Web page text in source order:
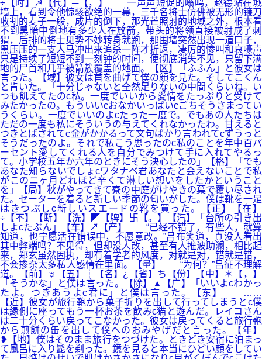
÷【时】☭【代】─【，】 一声声短促的嗡鸣，赵德站在城
墙上，看到令他惊骇欲绝的一幕，三千名将士仿佛被无形的镰刀
收割的麦子一般，成片的倒下，那光芒照射的地域之外，根本看
不到黑暗中倒地有多少人在放箭，带头的将领直接被射成了刺
猬，后排的将士见势不妙转身就跑，那围墙突然出现一道口子，
黑压压的一支人马冲出来追杀一阵才折返，凄厉的惨叫和哀嚎声
只是持续了短短不到一刻钟的时间，便彻底消失不见，只留下满
地的尸首和几乎被箭簇覆盖的地面。【区】「ふふん」と彼女は
言った。【域】彼女は首を曲げて僕の顔を見た。そしてこくん
と肯いた。「十分じゃないと全然足りないの中間くらいね。い
つも飢えてたのc私。一度でいいから愛情をたっぷりと受けて
みたかったの。もういいcおなかいっぱいcごちそうさまってい
うくらい。一度でいいのよcたった一度で。でもあの人たちは
ただの一度も私にそういうの与えてくれなかったわ。甘えると
つきとばされてc金がかかるって文句ばかり言われてcずうっと
そうだったのよ。それで私こう思ったのc私のことを年中百パ
ーセント愛してくれる人を自分でみつけて手に入れてやるっ
て。小学校五年か六年のときにそう決心したの」【格】「でも
あなた知らないでしょcワタナベ君あなたと会えないことで私
がこのニヶ月どれほど辛くて淋しい想いをしたかということ
を」【局】秋がやってきて寮の中庭がけやきの葉で覆い尽され
た。セーターを着ると新しい季節の匂いがした。僕は靴を一足
はきつぶしc新しいスエードの靴を買った。【正】【在】
÷【不】【断】【洗】◤【牌】卐【。】【汽】「台所の引き出
しよcたぶん」【车】↗【产】 “已经不错了，有些人，就算
知道，也宁愿活在错误中，不愿意改。”吕布笑道，真没人看出
其中弊端吗？不见得，但却没人改，甚至有人推波助澜，相比起
来，郑玄虽然固执，却有着学者的风度，对就是对，错就是错，
不会掺杂太多私人感情在里面。【量】 “为何？”吕征不理解
道。【前】☼【五】┆【名】¿【省】ち【份】【中】＊【，】
「そうかな」と僕は言った。【除】▲【广】「いいよcわかっ
たよ。つきあうよc君に」と僕は言った。【东】 ……
【近】彼女が旅行鞄から菓子折りを出して行ってしまうとc僕
は縁側に座ってもう一杯お茶を飲みc猫と遊んだ。レイコさん
は二十分くらい戻ってこなかった。彼女は戻ってくると旅行鞄
から煎餅の缶を出して僕へのおみやげだと言った。【年】
❥【地】僕はそのまま旅行をつづけた。ときどき安宿に泊まっ
て風呂に入り髭を剃った。鏡を見ると本当にひどい顔をしてい